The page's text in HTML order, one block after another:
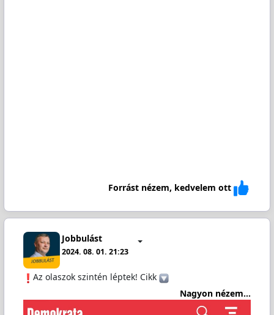
Forrást nézem, kedvelem ott
Jobbulást
2024. 08. 01. 21:23
️Az olaszok szintén léptek! Cikk
Nagyon nézem...